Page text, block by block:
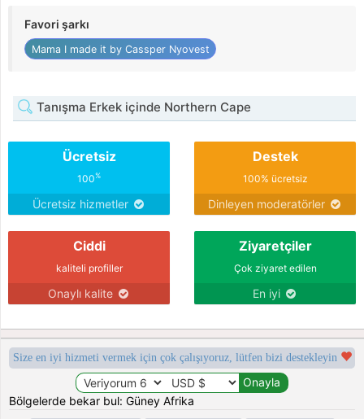
Favori şarkı
Mama I made it by Cassper Nyovest
Tanışma Erkek içinde Northern Cape
Ücretsiz
100%
Ücretsiz hizmetler
Destek
100% ücretsiz
Dinleyen moderatörler
Ciddi
kaliteli profiller
Onaylı kalite
Ziyaretçiler
Çok ziyaret edilen
En iyi
Size en iyi hizmeti vermek için çok çalışıyoruz, lütfen bizi destekleyin
Bölgelerde bekar bul: Güney Afrika